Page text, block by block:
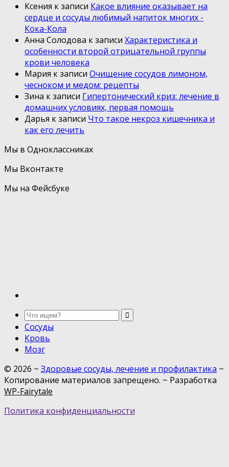
Ксения к записи Какое влияние оказывает на
сердце и сосуды любимый напиток многих -
Кока-Кола
Анна Солодова к записи Характеристика и
особенности второй отрицательной группы
крови человека
Мария к записи Очищение сосудов лимоном,
чесноком и медом: рецепты
Зина к записи Гипертонический криз: лечение в
домашних условиях, первая помощь
Дарья к записи Что такое некроз кишечника и
как его лечить
Мы в Одноклассниках
Мы Вконтакте
Мы на Фейсбуке
Сосуды
Кровь
Мозг
© 2026 ~ Здоровые сосуды, лечение и профилактика ~
Копирование материалов запрещено. ~ Разработка
WP-Fairytale
Политика конфиденциальности